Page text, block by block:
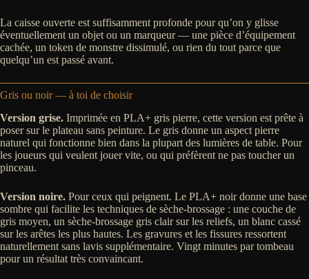
La caisse ouverte est suffisamment profonde pour qu’on y glisse
éventuellement un objet ou un marqueur — une pièce d’équipement
cachée, un token de monstre dissimulé, ou rien du tout parce que
quelqu’un est passé avant.
Gris ou noir — à toi de choisir
Version grise. Imprimée en PLA+ gris pierre, cette version est prête à
poser sur le plateau sans peinture. Le gris donne un aspect pierre
naturel qui fonctionne bien dans la plupart des lumières de table. Pour
les joueurs qui veulent jouer vite, ou qui préfèrent ne pas toucher un
pinceau.
Version noire. Pour ceux qui peignent. Le PLA+ noir donne une base
sombre qui facilite les techniques de sèche-brossage : une couche de
gris moyen, un sèche-brossage gris clair sur les reliefs, un blanc cassé
sur les arêtes les plus hautes. Les gravures et les fissures ressortent
naturellement sans lavis supplémentaire. Vingt minutes par tombeau
pour un résultat très convaincant.